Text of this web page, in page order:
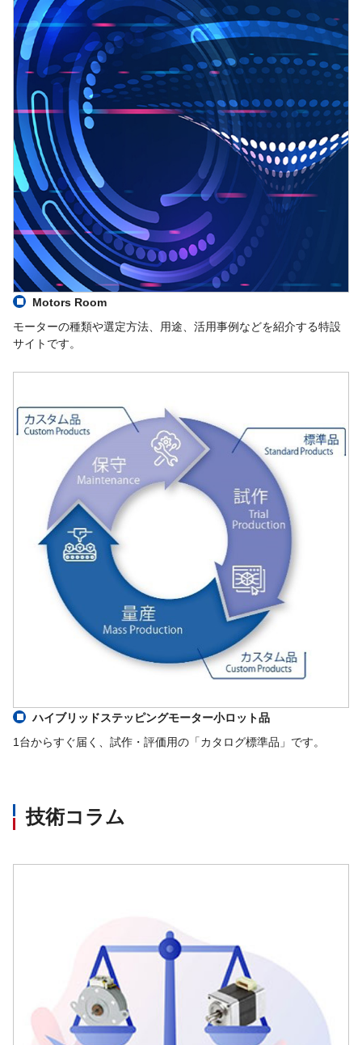
Motors Room
モーターの種類や選定方法、用途、活用事例などを紹介する特設
サイトです。
ハイブリッドステッピングモーター小ロット品
1台からすぐ届く、試作・評価用の「カタログ標準品」です。
技術コラム